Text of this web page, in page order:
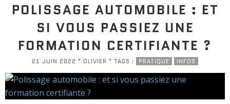
POLISSAGE AUTOMOBILE : ET
SI VOUS PASSIEZ UNE
FORMATION CERTIFIANTE ?
21 JUIN 2022 " OLIVIER " TAGS : PRATIQUE INFOS